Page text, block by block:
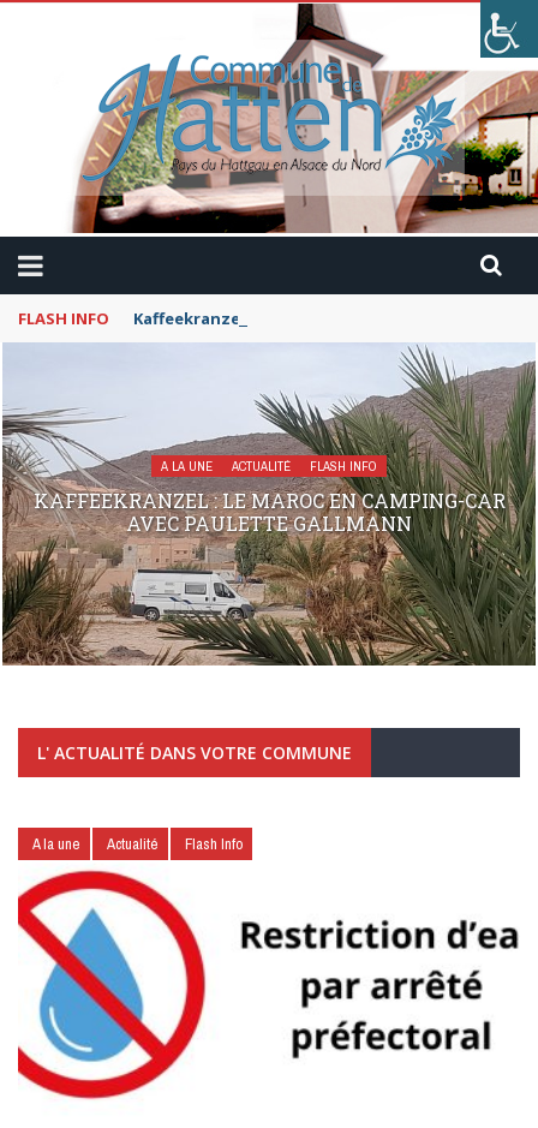
FLASH INFO Kaffeekranzel : Le Maroc en camping-car avec
A LA UNE ACTUALITÉ FLASH INFO
KAFFEEKRANZEL : LE MAROC EN CAMPING-CAR
AVEC PAULETTE GALLMANN
L' ACTUALITÉ DANS VOTRE COMMUNE
A la une Actualité Flash Info